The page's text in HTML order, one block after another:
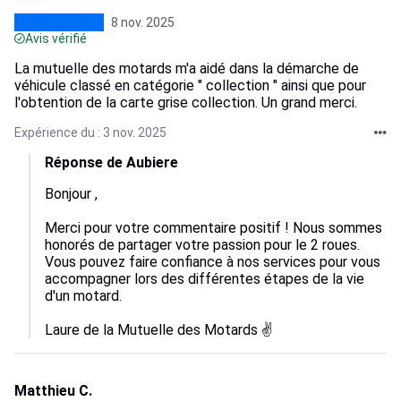
8 nov. 2025
Avis vérifié
La mutuelle des motards m'a aidé dans la démarche de
véhicule classé en catégorie " collection " ainsi que pour
l'obtention de la carte grise collection. Un grand merci.
Expérience du : 3 nov. 2025
Réponse de Aubiere
Bonjour ,
Merci pour votre commentaire positif ! Nous sommes
honorés de partager votre passion pour le 2 roues.
Vous pouvez faire confiance à nos services pour vous
accompagner lors des différentes étapes de la vie
d'un motard.
Laure de la Mutuelle des Motards ✌️
Matthieu C.